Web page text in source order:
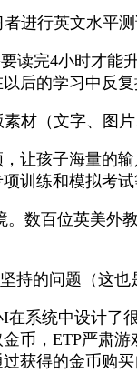
进行英文水平
读完4小时才能
后的学习中反
材（文字、图
让孩子海量的
训练和模拟考试
。数百位英美外
持的问题（这
系统中设计了
币，ETP严肃
获得的金币购